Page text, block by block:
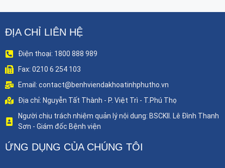
ĐỊA CHỈ LIÊN HỆ
Điện thoại: 1800 888 989
Fax: 0210 6 254 103
Email: contact@benhviendakhoatinhphutho.vn
Địa chỉ: Nguyễn Tất Thành - P. Việt Trì - T.Phú Thọ
Người chịu trách nhiệm quản lý nội dung: BSCKII. Lê Đình Thanh
Sơn - Giám đốc Bệnh viện
ỨNG DỤNG CỦA CHÚNG TÔI